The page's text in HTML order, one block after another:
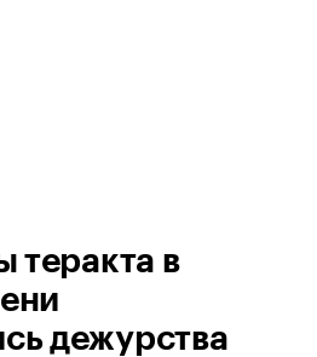
теракта в
дежурства